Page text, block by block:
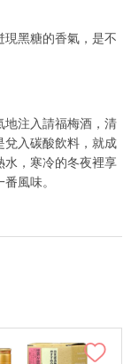
黑糖的香氣，是不
地注入請福梅酒，清
兌入碳酸飲料，就成
水，寒冷的冬夜裡享
風味。